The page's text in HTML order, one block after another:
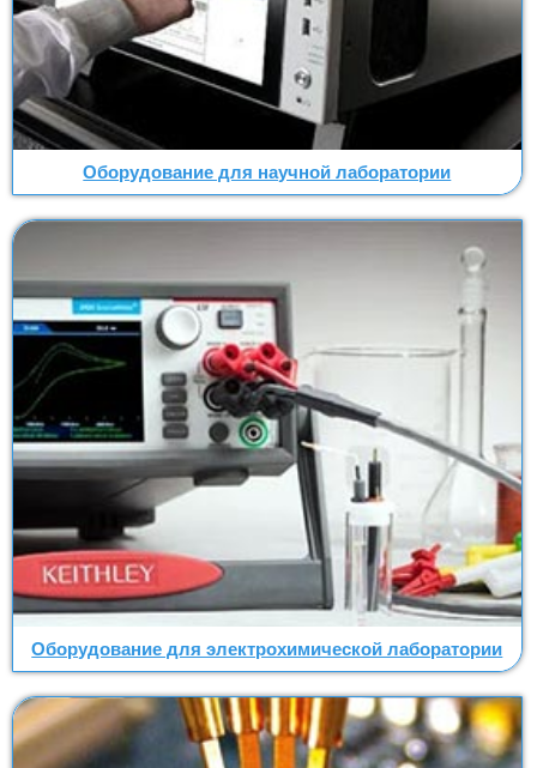
Оборудование для научной лаборатории
Оборудование для электрохимической лаборатории